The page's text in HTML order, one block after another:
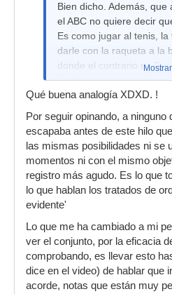
Bien dicho. Además,
el ABC no quiere decir
Es como jugar al tenis,
darle con la raqueta a la
donde el contrario no
Wimbledon a ver cómo
Qué buena analogía XDXD. !
Por seguir opinando, a ninguno
escapaba antes de este hilo
las mismas posibilidades ni se
momentos ni con el mismo
registro más agudo. Es lo que
lo que hablan los tratados de
evidente'
Lo que me ha cambiado a mi
ver el conjunto, por la eficacia
comprobando, es llevar esto
dice en el video) de hablar que
acorde, notas que están muy